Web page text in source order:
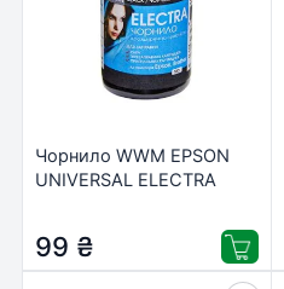
Чорнило WWM EPSON
UNIVERSAL ELECTRA
99 ₴